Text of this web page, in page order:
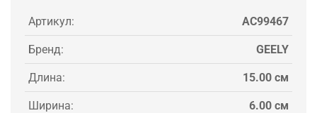
Артикул: AC99467
Бренд: GEELY
Длина: 15.00 см
Ширина: 6.00 см